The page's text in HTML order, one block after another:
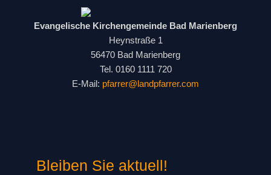
Evangelische Kirchengemeinde Bad Marienberg
Heynstraße 1
56470 Bad Marienberg
Tel. 0160 1111 720
E-Mail: pfarrer@landpfarrer.com
Bleiben Sie aktuell!